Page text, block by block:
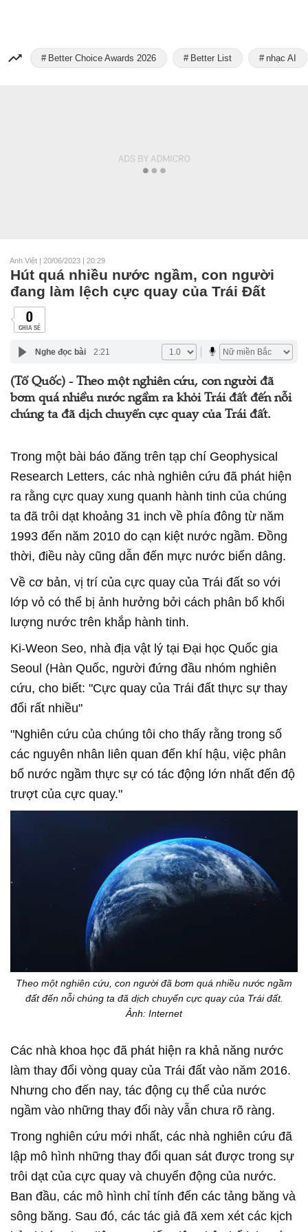
Better Choice Awards 2026 Better List nhạc AI
Anh Việt | 20/06/2023 | 20:29
Hút quá nhiều nước ngầm, con người
đang làm lệch cực quay của Trái Đất
0
CHIA SẺ
Nghe đọc bài 2:21
(Tổ Quốc) - Theo một nghiên cứu, con người đã
bơm quá nhiều nước ngầm ra khỏi Trái đất đến nỗi
chúng ta đã dịch chuyển cực quay của Trái đất.
Trong một bài báo đăng trên tạp chí Geophysical
Research Letters, các nhà nghiên cứu đã phát hiện
ra rằng cực quay xung quanh hành tinh của chúng
ta đã trôi dạt khoảng 31 inch về phía đông từ năm
1993 đến năm 2010 do cạn kiệt nước ngầm. Đồng
thời, điều này cũng dẫn đến mực nước biển dâng.
Về cơ bản, vị trí của cực quay của Trái đất so với
lớp vỏ có thể bị ảnh hưởng bởi cách phân bổ khối
lượng nước trên khắp hành tinh.
Ki-Weon Seo, nhà địa vật lý tại Đại học Quốc gia
Seoul (Hàn Quốc, người đứng đầu nhóm nghiên
cứu, cho biết: "Cực quay của Trái đất thực sự thay
đổi rất nhiều"
"Nghiên cứu của chúng tôi cho thấy rằng trong số
các nguyên nhân liên quan đến khí hậu, việc phân
bổ nước ngầm thực sự có tác động lớn nhất đến độ
trượt của cực quay."
Theo một nghiên cứu, con người đã bơm quá nhiều nước ngầm
đất đến nỗi chúng ta đã dịch chuyển cực quay của Trái đất.
Ảnh: Internet
Các nhà khoa học đã phát hiện ra khả năng nước
làm thay đổi vòng quay của Trái đất vào năm 2016.
Nhưng cho đến nay, tác động cụ thể của nước
ngầm vào những thay đổi này vẫn chưa rõ ràng.
Trong nghiên cứu mới nhất, các nhà nghiên cứu đã
lập mô hình những thay đổi quan sát được trong sự
trôi dạt của cực quay và chuyển động của nước.
Ban đầu, các mô hình chỉ tính đến các tảng băng và
sông băng. Sau đó, các tác giả đã xem xét các kịch